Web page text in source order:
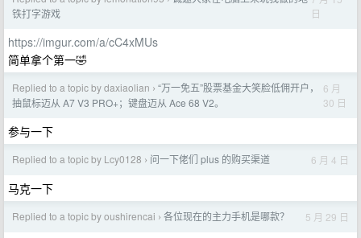
铁打字游戏
日
https://imgur.com/a/cC4xMUs
简单拿个第一🤣
Replied to a topic by daxiaolian › “万一免五”股票基金大笑脸低佣开户，
抽鼠标迈从 A7 V3 PRO+；键盘迈从 Ace 68 V2。
6 月
30 日
参与一下
Replied to a topic by Lcy0128 › 问一下佬们 plus 的购买渠道 6 月 4 日
马克一下
Replied to a topic by oushirencai › 各位现在的主力手机是哪款？ 5 月 29 日